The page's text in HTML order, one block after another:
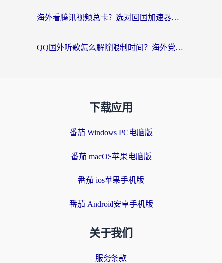
海外看腾讯视频总卡？选对回国加速器，还能解决英国1号店定位+欧洲杯CCTV5直播问题
QQ国外听歌怎么解除限制时间？海外党亲测有效的回国加速方案
下载应用
番茄 Windows PC电脑版
番茄 macOS苹果电脑版
番茄 ios苹果手机版
番茄 Android安卓手机版
关于我们
服务条款